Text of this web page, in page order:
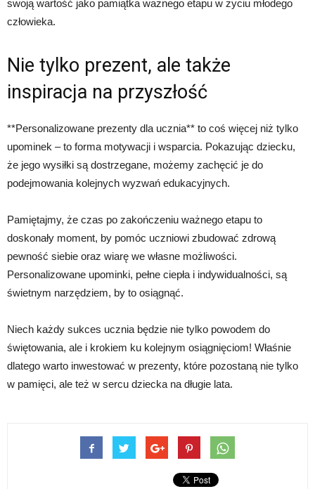
swoją wartość jako pamiątka ważnego etapu w życiu młodego
człowieka.
Nie tylko prezent, ale także
inspiracja na przyszłość
**Personalizowane prezenty dla ucznia** to coś więcej niż tylko
upominek – to forma motywacji i wsparcia. Pokazując dziecku,
że jego wysiłki są dostrzegane, możemy zachęcić je do
podejmowania kolejnych wyzwań edukacyjnych.
Pamiętajmy, że czas po zakończeniu ważnego etapu to
doskonały moment, by pomóc uczniowi zbudować zdrową
pewność siebie oraz wiarę we własne możliwości.
Personalizowane upominki, pełne ciepła i indywidualności, są
świetnym narzędziem, by to osiągnąć.
Niech każdy sukces ucznia będzie nie tylko powodem do
świętowania, ale i krokiem ku kolejnym osiągnięciom! Właśnie
dlatego warto inwestować w prezenty, które pozostaną nie tylko
w pamięci, ale też w sercu dziecka na długie lata.